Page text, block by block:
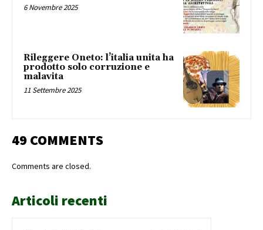
6 Novembre 2025
Rileggere Oneto: l’italia unita ha
prodotto solo corruzione e
malavita
11 Settembre 2025
49 COMMENTS
Comments are closed.
Articoli recenti